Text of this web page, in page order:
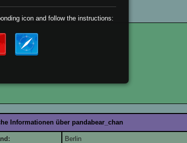
Informationen über pandabear_chan
Berlin
icon and follow the instructions: